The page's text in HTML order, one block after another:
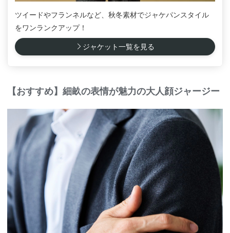
ツイードやフランネルなど、秋冬素材でジャケパンスタイル
をワンランクアップ！
ジャケット一覧を見る
【おすすめ】細畝の表情が魅力の大人顔ジャージー